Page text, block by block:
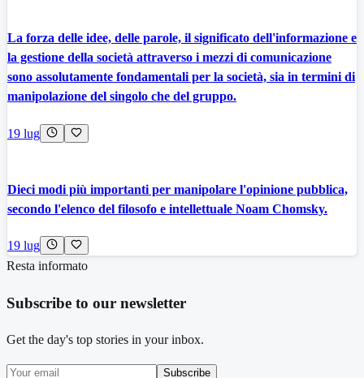
La forza delle idee, delle parole, il significato dell'informazione e
la gestione della società attraverso i mezzi di comunicazione
sono assolutamente fondamentali per la società, sia in termini di
manipolazione del singolo che del gruppo.
19 lug
Dieci modi più importanti per manipolare l'opinione pubblica,
secondo l'elenco del filosofo e intellettuale Noam Chomsky.
19 lug
Resta informato
Subscribe to our newsletter
Get the day's top stories in your inbox.
Subscribe